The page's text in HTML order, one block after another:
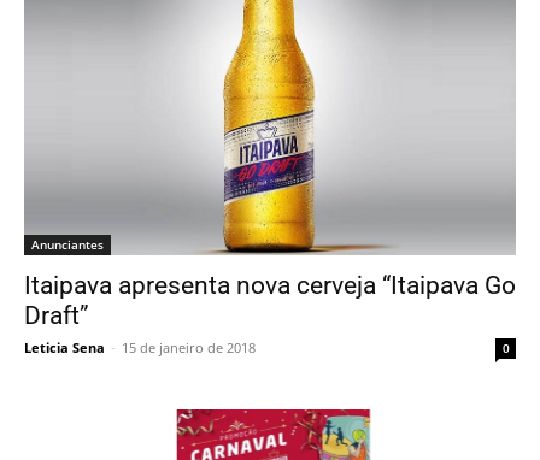
Anunciantes
Itaipava apresenta nova cerveja “Itaipava Go
Draft”
Leticia Sena - 15 de janeiro de 2018 0